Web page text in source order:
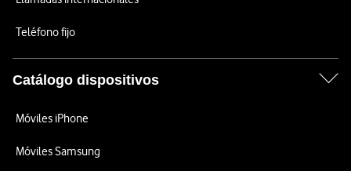
Teléfono fijo
Catálogo dispositivos
Móviles iPhone
Móviles Samsung